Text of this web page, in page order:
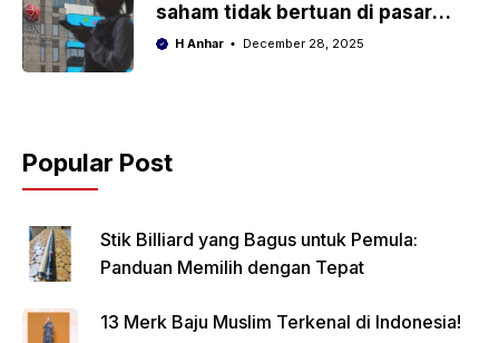
saham tidak bertuan di pasar
modal
H Anhar December 28, 2025
Popular Post
Stik Billiard yang Bagus untuk Pemula:
Panduan Memilih dengan Tepat
13 Merk Baju Muslim Terkenal di Indonesia!